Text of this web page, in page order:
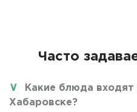
Часто
Какие блюда
Хабаровске?